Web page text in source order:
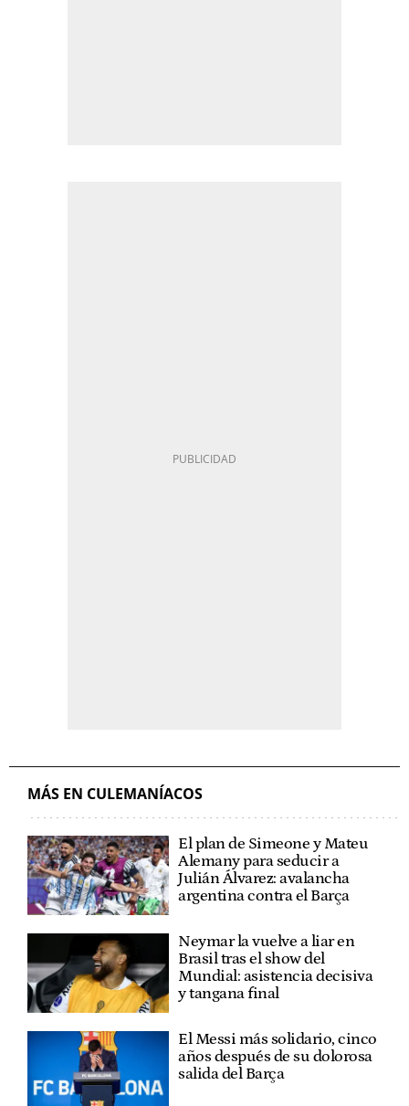
MÁS EN CULEMANÍACOS
El plan de Simeone y Mateu
Alemany para seducir a
Julián Álvarez: avalancha
argentina contra el Barça
Neymar la vuelve a liar en
Brasil tras el show del
Mundial: asistencia decisiva
y tangana final
El Messi más solidario, cinco
años después de su dolorosa
salida del Barça